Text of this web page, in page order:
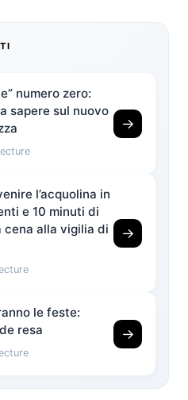
numero zero:
sapere sul nuovo
→
l’acquolina in
e 10 minuti di
cena alla vigilia di
→
le feste:
resa
→